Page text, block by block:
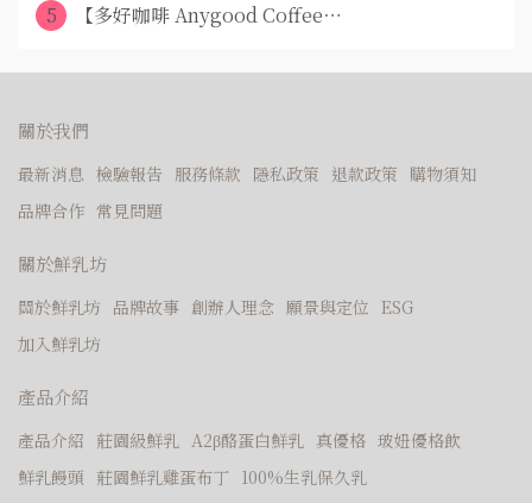
5
【多好咖啡 Anygood Coffee⋯
關於我們
最新消息 檢驗報告 服務條款 隱私政策 退款政策 購物須知
品牌合作 常見問題
關於鮮乳坊
關於鮮乳坊 品牌故事 創辦人理念 願景與定位 ESG
加入鮮乳坊
產品介紹
產品介紹 莊園級鮮乳 A2β酪蛋白鮮乳 真優格 玻妞優格飲
鮮乳饅頭 莊園鮮乳雞蛋布丁 100%生乳保久乳